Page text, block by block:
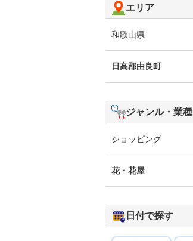
エリア
和歌山県
日高郡由良町
ジャンル・業種
ショッピング
花・花屋
日付で探す